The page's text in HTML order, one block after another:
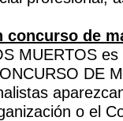
concurso de
MUERTOS es
DE
o el